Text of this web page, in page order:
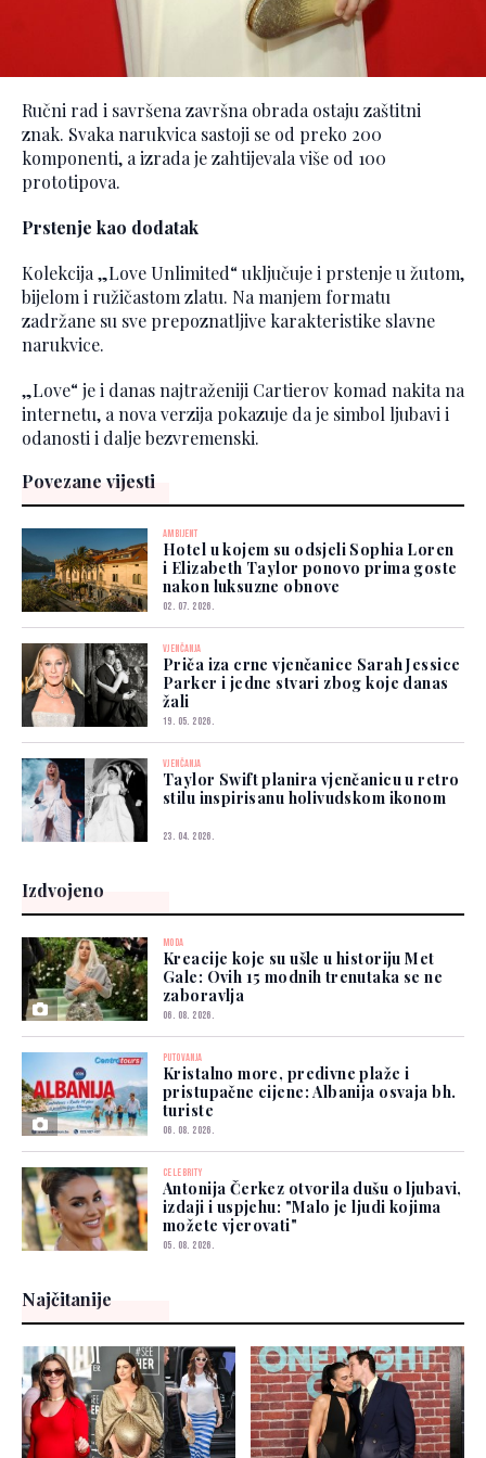
Ručni rad i savršena završna obrada ostaju zaštitni
znak. Svaka narukvica sastoji se od preko 200
komponenti, a izrada je zahtijevala više od 100
prototipova.
Prstenje kao dodatak
Kolekcija „Love Unlimited“ uključuje i prstenje u žutom,
bijelom i ružičastom zlatu. Na manjem formatu
zadržane su sve prepoznatljive karakteristike slavne
narukvice.
„Love“ je i danas najtraženiji Cartierov komad nakita na
internetu, a nova verzija pokazuje da je simbol ljubavi i
odanosti i dalje bezvremenski.
Povezane vijesti
AMBIJENT
Hotel u kojem su odsjeli Sophia Loren
i Elizabeth Taylor ponovo prima goste
nakon luksuzne obnove
02. 07. 2026.
VJENČANJA
Priča iza crne vjenčanice Sarah Jessice
Parker i jedne stvari zbog koje danas
žali
19. 05. 2026.
VJENČANJA
Taylor Swift planira vjenčanicu u retro
stilu inspirisanu holivudskom ikonom
23. 04. 2026.
Izdvojeno
MODA
Kreacije koje su ušle u historiju Met
Gale: Ovih 15 modnih trenutaka se ne
zaboravlja
06. 08. 2026.
PUTOVANJA
Kristalno more, predivne plaže i
pristupačne cijene: Albanija osvaja bh.
turiste
06. 08. 2026.
CELEBRITY
Antonija Čerkez otvorila dušu o ljubavi,
izdaji i uspjehu: "Malo je ljudi kojima
možete vjerovati"
05. 08. 2026.
Najčitanije